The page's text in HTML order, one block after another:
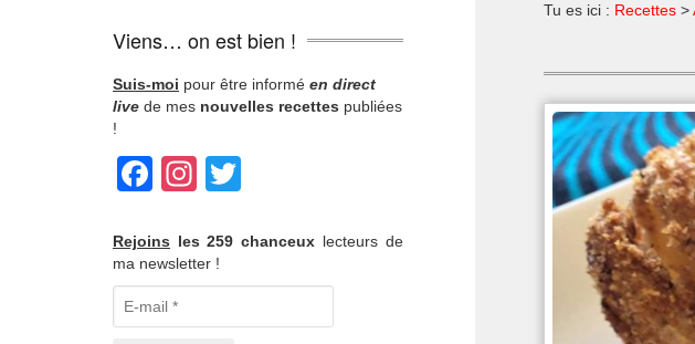
Tu es ici : Recettes >
Viens… on est bien !
Suis-moi pour être informé en direct
live de mes nouvelles recettes publiées
!
Facebook
Instagram
Rejoins les 259 chanceux lecteurs de
ma newsletter !